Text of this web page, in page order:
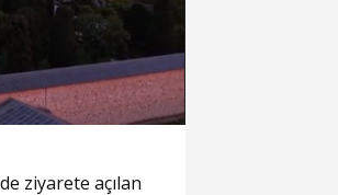
ziyarete açılan